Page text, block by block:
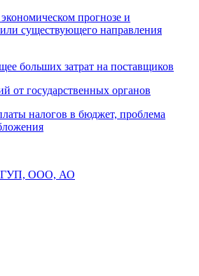
прогнозе и
существующего направления
больших затрат на поставщиков
от государственных органов
налогов в бюджет, проблема
ФГУП, ООО, АО